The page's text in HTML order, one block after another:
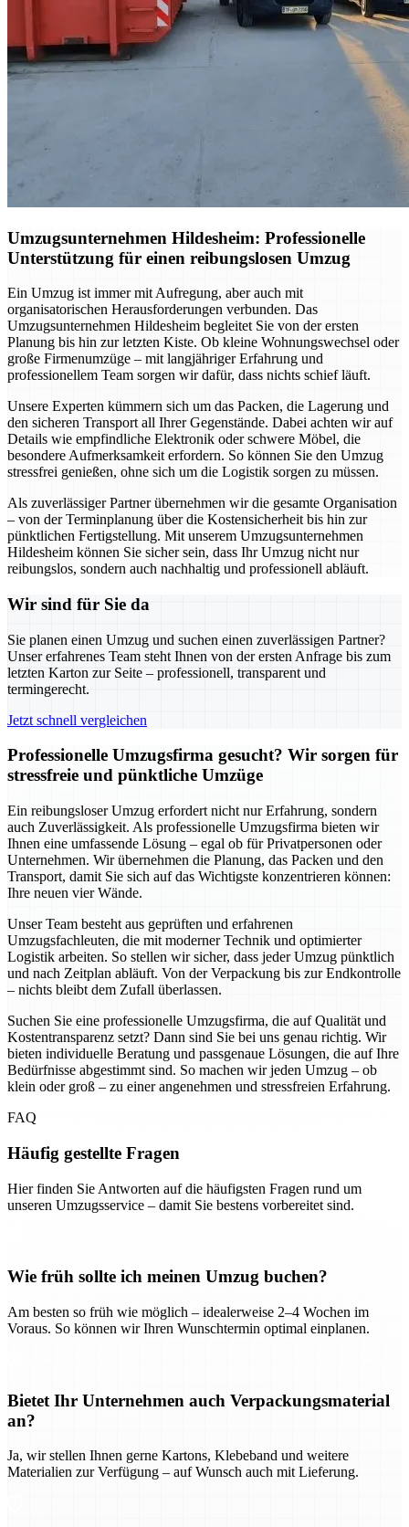
Umzugsunternehmen Hildesheim: Professionelle
Unterstützung für einen reibungslosen Umzug
Ein Umzug ist immer mit Aufregung, aber auch mit
organisatorischen Herausforderungen verbunden. Das
Umzugsunternehmen Hildesheim begleitet Sie von der ersten
Planung bis hin zur letzten Kiste. Ob kleine Wohnungswechsel oder
große Firmenumzüge – mit langjähriger Erfahrung und
professionellem Team sorgen wir dafür, dass nichts schief läuft.
Unsere Experten kümmern sich um das Packen, die Lagerung und
den sicheren Transport all Ihrer Gegenstände. Dabei achten wir auf
Details wie empfindliche Elektronik oder schwere Möbel, die
besondere Aufmerksamkeit erfordern. So können Sie den Umzug
stressfrei genießen, ohne sich um die Logistik sorgen zu müssen.
Als zuverlässiger Partner übernehmen wir die gesamte Organisation
– von der Terminplanung über die Kostensicherheit bis hin zur
pünktlichen Fertigstellung. Mit unserem Umzugsunternehmen
Hildesheim können Sie sicher sein, dass Ihr Umzug nicht nur
reibungslos, sondern auch nachhaltig und professionell abläuft.
Wir sind für Sie da
Sie planen einen Umzug und suchen einen zuverlässigen Partner?
Unser erfahrenes Team steht Ihnen von der ersten Anfrage bis zum
letzten Karton zur Seite – professionell, transparent und
termingerecht.
Jetzt schnell vergleichen
Professionelle Umzugsfirma gesucht? Wir sorgen für
stressfreie und pünktliche Umzüge
Ein reibungsloser Umzug erfordert nicht nur Erfahrung, sondern
auch Zuverlässigkeit. Als professionelle Umzugsfirma bieten wir
Ihnen eine umfassende Lösung – egal ob für Privatpersonen oder
Unternehmen. Wir übernehmen die Planung, das Packen und den
Transport, damit Sie sich auf das Wichtigste konzentrieren können:
Ihre neuen vier Wände.
Unser Team besteht aus geprüften und erfahrenen
Umzugsfachleuten, die mit moderner Technik und optimierter
Logistik arbeiten. So stellen wir sicher, dass jeder Umzug pünktlich
und nach Zeitplan abläuft. Von der Verpackung bis zur Endkontrolle
– nichts bleibt dem Zufall überlassen.
Suchen Sie eine professionelle Umzugsfirma, die auf Qualität und
Kostentransparenz setzt? Dann sind Sie bei uns genau richtig. Wir
bieten individuelle Beratung und passgenaue Lösungen, die auf Ihre
Bedürfnisse abgestimmt sind. So machen wir jeden Umzug – ob
klein oder groß – zu einer angenehmen und stressfreien Erfahrung.
FAQ
Häufig gestellte Fragen
Hier finden Sie Antworten auf die häufigsten Fragen rund um
unseren Umzugsservice – damit Sie bestens vorbereitet sind.
Wie früh sollte ich meinen Umzug buchen?
Am besten so früh wie möglich – idealerweise 2–4 Wochen im
Voraus. So können wir Ihren Wunschtermin optimal einplanen.
Bietet Ihr Unternehmen auch Verpackungsmaterial
an?
Ja, wir stellen Ihnen gerne Kartons, Klebeband und weitere
Materialien zur Verfügung – auf Wunsch auch mit Lieferung.